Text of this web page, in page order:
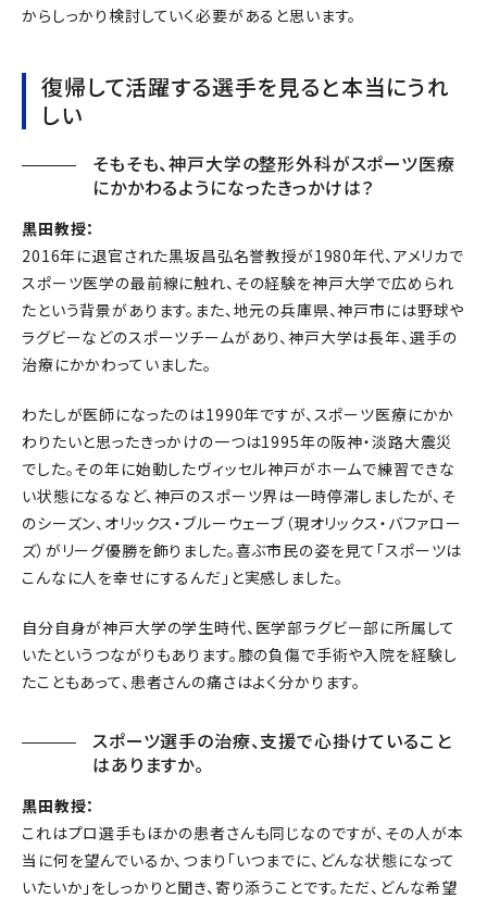
からしっかり検討していく必要があると思います。
復帰して活躍する選手を見ると本当にうれ
しい
そもそも、神戸大学の整形外科がスポーツ医療
にかかわるようになったきっかけは？
黒田教授：
2016年に退官された黒坂昌弘名誉教授が1980年代、アメリカで
スポーツ医学の最前線に触れ、その経験を神戸大学で広められ
たという背景があります。また、地元の兵庫県、神戸市には野球や
ラグビーなどのスポーツチームがあり、神戸大学は長年、選手の
治療にかかわっていました。
わたしが医師になったのは1990年ですが、スポーツ医療にかか
わりたいと思ったきっかけの一つは1995年の阪神・淡路大震災
でした。その年に始動したヴィッセル神戸がホームで練習できな
い状態になるなど、神戸のスポーツ界は一時停滞しましたが、そ
のシーズン、オリックス・ブルーウェーブ（現オリックス・バファロー
ズ）がリーグ優勝を飾りました。喜ぶ市民の姿を見て「スポーツは
こんなに人を幸せにするんだ」と実感しました。
自分自身が神戸大学の学生時代、医学部ラグビー部に所属して
いたというつながりもあります。膝の負傷で手術や入院を経験し
たこともあって、患者さんの痛さはよく分かります。
スポーツ選手の治療、支援で心掛けていること
はありますか。
黒田教授：
これはプロ選手もほかの患者さんも同じなのですが、その人が本
当に何を望んでいるか、つまり「いつまでに、どんな状態になって
いたいか」をしっかりと聞き、寄り添うことです。ただ、どんな希望